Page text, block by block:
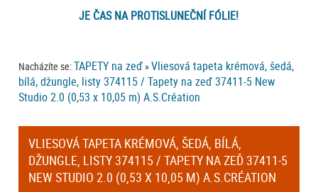
JE ČAS NA PROTISLUNEČNÍ FÓLIE!
Nacházíte se:TAPETY na zeď »Vliesová tapeta krémová, šedá,
bílá, džungle, listy 374115 / Tapety na zeď 37411-5 New
Studio 2.0 (0,53 x 10,05 m) A.S.Création
VLIESOVÁ TAPETA KRÉMOVÁ, ŠEDÁ, BÍLÁ,
DŽUNGLE, LISTY 374115 / TAPETY NA ZEĎ 37411-5
NEW STUDIO 2.0 (0,53 X 10,05 M) A.S.CRÉATION